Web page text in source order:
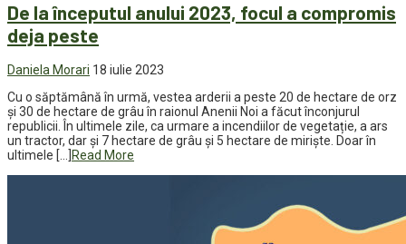
De la începutul anului 2023, focul a compromis
deja peste
Daniela Morari 18 iulie 2023
Cu o săptămână în urmă, vestea arderii a peste 20 de hectare de orz
și 30 de hectare de grâu în raionul Anenii Noi a făcut înconjurul
republicii. În ultimele zile, ca urmare a incendiilor de vegetație, a ars
un tractor, dar și 7 hectare de grâu și 5 hectare de miriște. Doar în
ultimele […]
Read More